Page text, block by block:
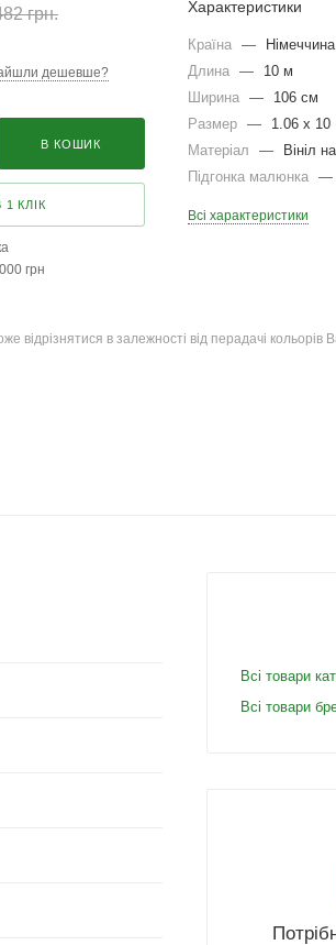
грн.
дешевше?
В КОШИК
КЛІК
грн
Характеристики
Країна —
Німеччина
Длина —
10 м
Ширина —
106 см
Размер —
1.06 x 10
Матеріал
—
Вініл
Підгонка малюнка —
Всі характеристики
відрізнятися в залежності від перадачі кольорів
Всі товари
Всі товари